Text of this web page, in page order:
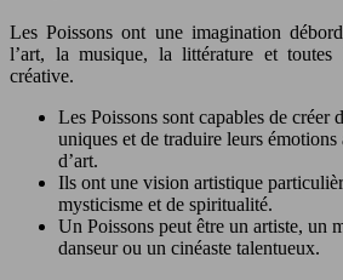
Les Poissons ont une imagination
l’art, la musique, la littérature et toutes
créative.
Les Poissons sont capables de créer
uniques et de traduire leurs
d’art.
Ils ont une vision artistique
mysticisme et de spiritualité.
Un Poissons peut être un artiste, un
danseur ou un cinéaste talentueux.